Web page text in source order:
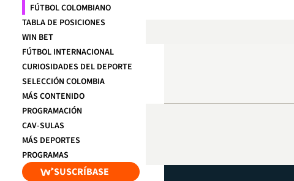
FÚTBOL COLOMBIANO
TABLA DE POSICIONES
WIN BET
FÚTBOL INTERNACIONAL
CURIOSIDADES DEL DEPORTE
SELECCIÓN COLOMBIA
MÁS CONTENIDO
PROGRAMACIÓN
CAV-SULAS
MÁS DEPORTES
PROGRAMAS
SUSCRÍBASE